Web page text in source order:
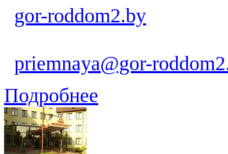
gor-roddom2.by
priemnaya@gor-
Подробнее